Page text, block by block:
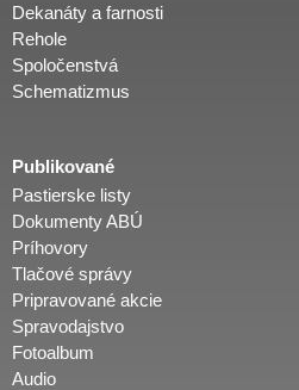
Dekanáty a farnosti
Rehole
Spoločenstvá
Schematizmus
Publikované
Pastierske listy
Dokumenty ABÚ
Príhovory
Tlačové správy
Pripravované akcie
Spravodajstvo
Fotoalbum
Audio